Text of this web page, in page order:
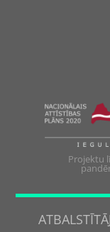
Projektu